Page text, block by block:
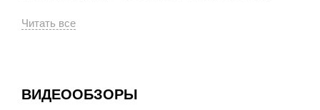
бесконечными ручками, дисплеем, отображающем
В комплекте с Akai Pro MPK Mini MK3 Black
поставляется набор программ: секвенсор/плагин MPC
ВИДЕООБЗОРЫ